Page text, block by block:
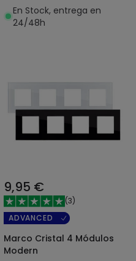
En Stock, entrega en
24/48h
9,95 €
(3)
ADVANCED
Marco Cristal 4 Módulos
Modern